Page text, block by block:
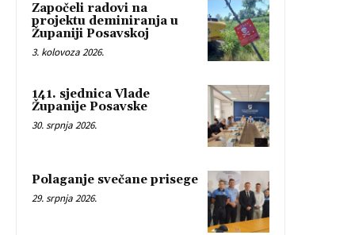
Započeli radovi na
projektu deminiranja u
Županiji Posavskoj
3. kolovoza 2026.
141. sjednica Vlade
Županije Posavske
30. srpnja 2026.
Polaganje svečane prisege
29. srpnja 2026.